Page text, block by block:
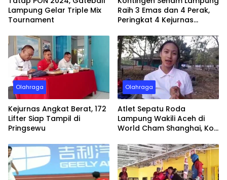
Lampung Gelar Triple Mix
Tournament
Raih 3 Emas dan 4 Perak,
Peringkat 4 Kejurnas
Olahraga
Kejurnas Angkat Berat, 172
Lifter Siap Tampil di
Pringsewu
Olahraga
Atlet Sepatu Roda
Lampung Wakili Aceh di
World Cham Shanghai, Kok